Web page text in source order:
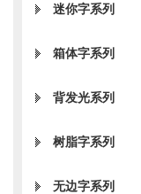
迷你字系列
箱体字系列
背发光系列
树脂字系列
无边字系列